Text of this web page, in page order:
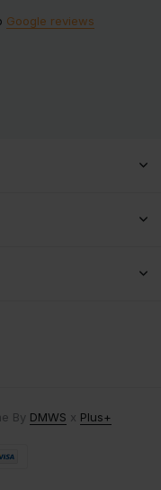
Google reviews
By DMWS x Plus+